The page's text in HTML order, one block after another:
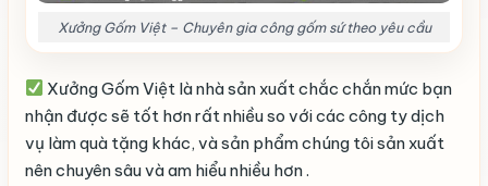
Xưởng Gốm Việt – Chuyên gia công gốm sứ theo yêu cầu
Xưởng Gốm Việt là nhà sản xuất chắc chắn mức bạn
nhận được sẽ tốt hơn rất nhiều so với các công ty dịch
vụ làm quà tặng khác, và sản phẩm chúng tôi sản xuất
nên chuyên sâu và am hiểu nhiều hơn .